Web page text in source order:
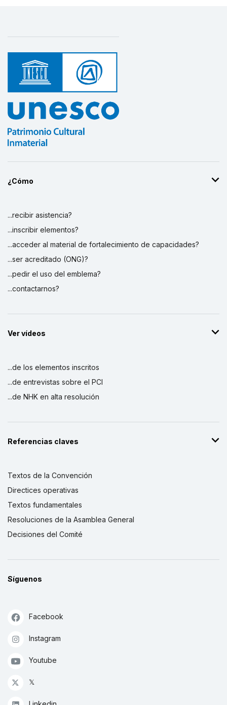
¿Cómo
...recibir asistencia?
...inscribir elementos?
...acceder al material de fortalecimiento de capacidades?
...ser acreditado (ONG)?
...pedir el uso del emblema?
...contactarnos?
Ver vídeos
...de los elementos inscritos
...de entrevistas sobre el PCI
...de NHK en alta resolución
Referencias claves
Textos de la Convención
Directices operativas
Textos fundamentales
Resoluciones de la Asamblea General
Decisiones del Comité
Síguenos
Facebook
Instagram
Youtube
𝕏